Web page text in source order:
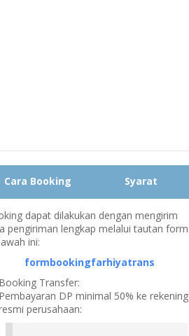
Cara Booking Syarat
dapat dilakukan dengan mengirim
pengiriman lengkap melalui tautan form
ini:
formbookingfarhiyatrans
Transfer:
DP minimal 50% ke rekening
perusahaan: